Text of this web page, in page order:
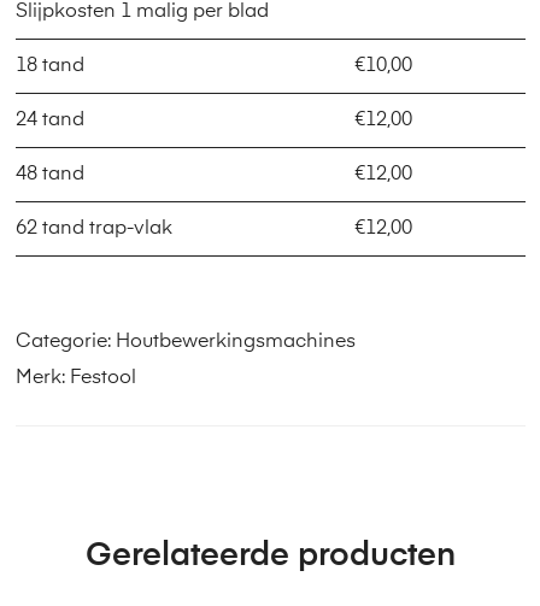
Slijpkosten 1 malig per blad
18 tand €10,00
24 tand €12,00
48 tand €12,00
62 tand trap-vlak €12,00
Categorie: Houtbewerkingsmachines
Merk: Festool
Gerelateerde producten